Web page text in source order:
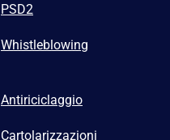
PSD2
Whistleblowing
Antiriciclaggio
Cartolarizzazioni